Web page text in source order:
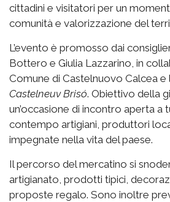
cittadini e visitatori per un
comunità e valorizzazione del
L’evento è promosso dai
Bottero e Giulia Lazzarino, in
Comune di Castelnuovo Calcea e
Castelneuv Brisó. Obiettivo della
un’occasione di incontro aperta a
contempo artigiani, produttori
impegnate nella vita del paese.
Il percorso del mercatino si
artigianato, prodotti tipici,
proposte regalo. Sono inoltre